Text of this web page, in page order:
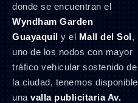
donde se encuentran el
Wyndham Garden
Guayaquil y el Mall del Sol,
uno de los nodos con mayor
tráfico vehicular sostenido de
la ciudad, tenemos disponible
una valla publicitaria Av.